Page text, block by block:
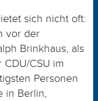
sich nicht oft:
vor der
Brinkhaus, als
CSU im
Personen
in Berlin,